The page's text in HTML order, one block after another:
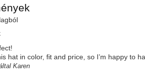
hat in color, fit and price, so I’m happy to
Karen